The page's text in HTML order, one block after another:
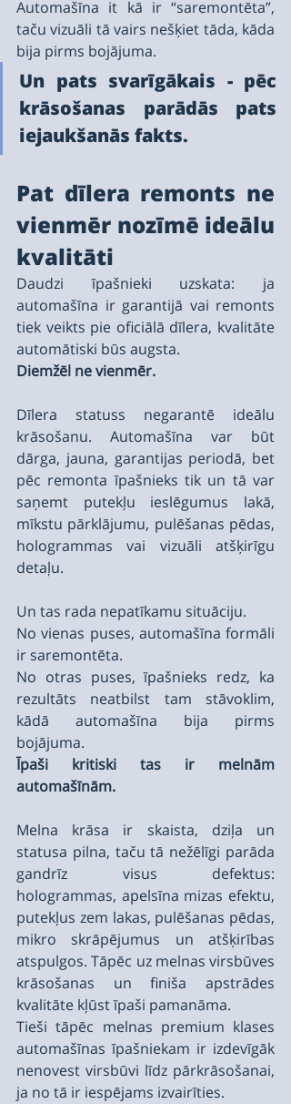
Automašīna it kā ir “saremontēta”,
taču vizuāli tā vairs nešķiet tāda, kāda
bija pirms bojājuma.
Un pats svarīgākais - pēc
krāsošanas parādās pats
iejaukšanās fakts.
Pat dīlera remonts ne
vienmēr nozīmē ideālu
kvalitāti
Daudzi īpašnieki uzskata: ja
automašīna ir garantijā vai remonts
tiek veikts pie oficiālā dīlera, kvalitāte
automātiski būs augsta.
Diemžēl ne vienmēr.
Dīlera statuss negarantē ideālu
krāsošanu. Automašīna var būt
dārga, jauna, garantijas periodā, bet
pēc remonta īpašnieks tik un tā var
saņemt putekļu ieslēgumus lakā,
mīkstu pārklājumu, pulēšanas pēdas,
hologrammas vai vizuāli atšķirīgu
detaļu.
Un tas rada nepatīkamu situāciju.
No vienas puses, automašīna formāli
ir saremontēta.
No otras puses, īpašnieks redz, ka
rezultāts neatbilst tam stāvoklim,
kādā automašīna bija pirms
bojājuma.
Īpaši kritiski tas ir melnām
automašīnām.
Melna krāsa ir skaista, dziļa un
statusa pilna, taču tā nežēlīgi parāda
gandrīz visus defektus:
hologrammas, apelsīna mizas efektu,
putekļus zem lakas, pulēšanas pēdas,
mikro skrāpējumus un atšķirības
atspulgos. Tāpēc uz melnas virsbūves
krāsošanas un finiša apstrādes
kvalitāte kļūst īpaši pamanāma.
Tieši tāpēc melnas premium klases
automašīnas īpašniekam ir izdevīgāk
nenovest virsbūvi līdz pārkrāsošanai,
ja no tā ir iespējams izvairīties.